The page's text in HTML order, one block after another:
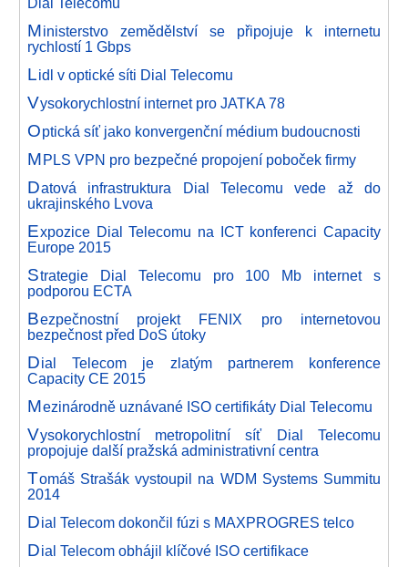
Ministerstvo zemědělství se připojuje k internetu
rychlostí 1 Gbps
Lidl v optické síti Dial Telecomu
Vysokorychlostní internet pro JATKA 78
Optická síť jako konvergenční médium budoucnosti
MPLS VPN pro bezpečné propojení poboček firmy
Datová infrastruktura Dial Telecomu vede až do
ukrajinského Lvova
Expozice Dial Telecomu na ICT konferenci Capacity
Europe 2015
Strategie Dial Telecomu pro 100 Mb internet s
podporou ECTA
Bezpečnostní projekt FENIX pro internetovou
bezpečnost před DoS útoky
Dial Telecom je zlatým partnerem konference
Capacity CE 2015
Mezinárodně uznávané ISO certifikáty Dial Telecomu
Vysokorychlostní metropolitní síť Dial Telecomu
propojuje další pražská administrativní centra
Tomáš Strašák vystoupil na WDM Systems Summitu
2014
Dial Telecom dokončil fúzi s MAXPROGRES telco
Dial Telecom obhájil klíčové ISO certifikace